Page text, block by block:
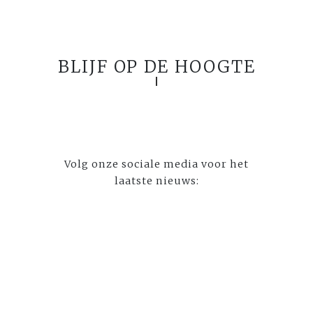
BLIJF OP DE HOOGTE
Volg onze sociale media voor het
laatste nieuws: